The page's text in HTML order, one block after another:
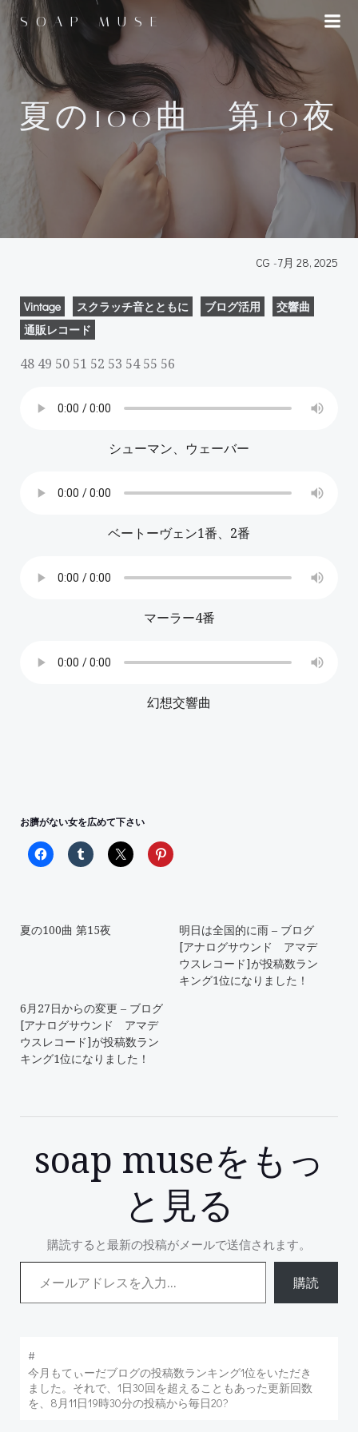
コ
ツ
へ
ス
SOAP MUSE
夏の100曲 第10夜
CG -7月 28, 2025
Vintage スクラッチ音とともに ブログ活用
交響曲
通販レコード
48 49 50 51 52 53 54 55 56
シューマン、ウェーバー
ベートーヴェン1番、2番
マーラー4番
幻想交響曲
お臍がない女を広めて下さい
夏の100曲 第15夜
明日は全国的に雨 – ブログ
[アナログサウンド アマデ
ウスレコード]が投稿数ラン
キング1位になりました！
6月27日からの変更 – ブログ
[アナログサウンド アマデ
ウスレコード]が投稿数ラン
キング1位になりました！
soap museをもっ
と見る
購読すると最新の投稿がメールで送信されます。
メールアドレスを入力...
購読
#
今月もてぃーだブログの投稿数ランキング1位をいただき
ました。それで、1日30回を超えることもあった更新回数
を、8月11日19時30分の投稿から毎日20?